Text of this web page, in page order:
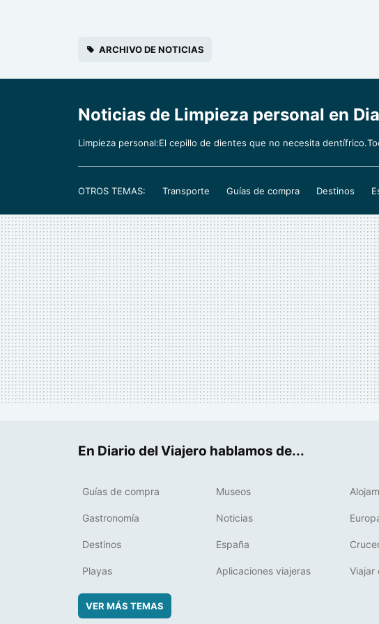
ARCHIVO DE NOTICIAS
Noticias de Limpieza personal en
Limpieza personal:El cepillo de dientes que no necesita
OTROS TEMAS: Transporte Guías de compra Destinos
En Diario del Viajero hablamos de...
Guías de compra Museos
Gastronomía Noticias
Destinos España
Playas Aplicaciones viajeras Viajar
VER MÁS TEMAS